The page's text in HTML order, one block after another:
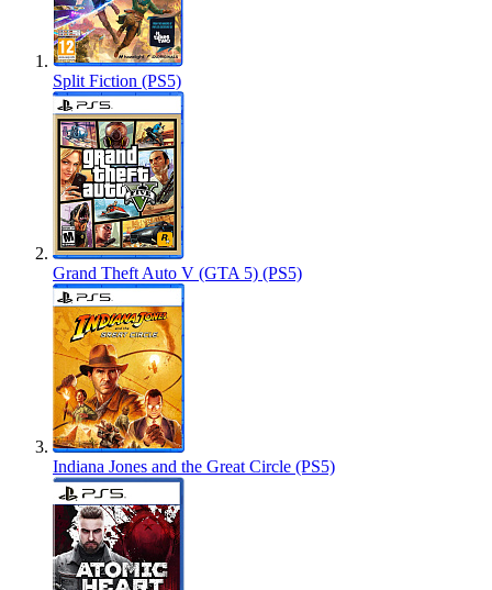
Split Fiction (PS5)
Grand Theft Auto V (GTA 5) (PS5)
Indiana Jones and the Great Circle (PS5)